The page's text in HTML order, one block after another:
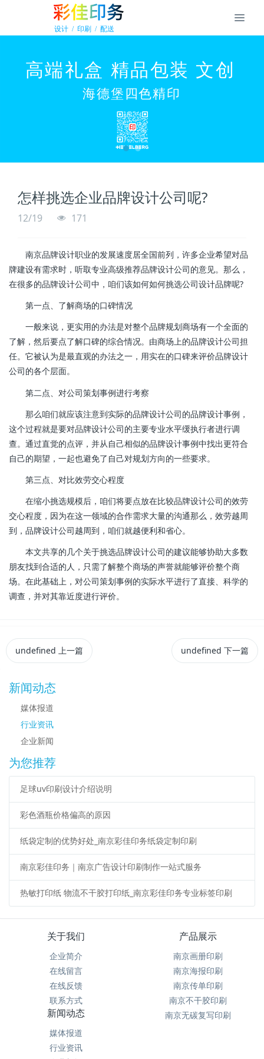
怎样挑选企业品牌设计公司呢?
12/19 171
南京品牌设计职业的发展速度居全国前列，许多企业希望对品
牌建设有需求时，听取专业高级推荐品牌设计公司的意见。那么，
在很多的品牌设计公司中，咱们该如何如何挑选公司设计品牌呢?
第一点、了解商场的口碑情况
一般来说，更实用的办法是对整个品牌规划商场有一个全面的
了解，然后要点了解口碑的综合情况。由商场上的品牌设计公司担
任。它被认为是最直观的办法之一，用实在的口碑来评价品牌设计
公司的各个层面。
第二点、对公司策划事例进行考察
那么咱们就应该注意到实际的品牌设计公司的品牌设计事例，
这个过程就是要对品牌设计公司的主要专业水平缓执行者进行调
查。通过直觉的点评，并从自己相似的品牌设计事例中找出更符合
自己的期望，一起也避免了自己对规划方向的一些要求。
第三点、对比效劳交心程度
在缩小挑选规模后，咱们将要点放在比较品牌设计公司的效劳
交心程度，因为在这一领域的合作需求大量的沟通那么，效劳越周
到，品牌设计公司越周到，咱们就越便利和省心。
本文共享的几个关于挑选品牌设计公司的建议能够协助大多数
朋友找到合适的人，只需了解整个商场的声誉就能够评价整个商
场。在此基础上，对公司策划事例的实际水平进行了直接、科学的
调查，并对其靠近度进行评价。
undefined 上一篇 undefined 下一篇
新闻动态
媒体报道
行业资讯
企业新闻
为您推荐
足球uv印刷设计介绍说明
彩色酒瓶价格偏高的原因
纸袋定制的优势好处_南京彩佳印务纸袋定制印刷
南京彩佳印务｜南京广告设计印刷制作一站式服务
热敏打印纸 物流不干胶打印纸_南京彩佳印务专业标签印刷
关于我们
企业简介
在线留言
在线反馈
联系方式
产品展示
南京画册印刷
南京海报印刷
南京传单印刷
南京不干胶印刷
南京无碳复写印刷
新闻动态
媒体报道
行业资讯